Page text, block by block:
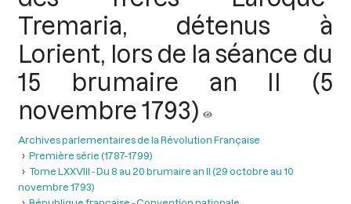
Tremaria, détenus à
Lorient, lors de la séance du
15 brumaire an II (5
novembre 1793)
Archives parlementaires de la Révolution Française
Première série (1787-1799)
Tome LXXVIII - Du 8 au 20 brumaire an II (29 octobre au 10
novembre 1793)